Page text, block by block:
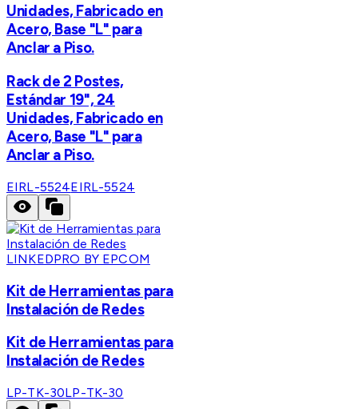
Unidades, Fabricado en
Acero, Base "L" para
Anclar a Piso.
Rack de 2 Postes,
Estándar 19", 24
Unidades, Fabricado en
Acero, Base "L" para
Anclar a Piso.
EIRL-5524EIRL-5524
LINKEDPRO BY EPCOM
Kit de Herramientas para
Instalación de Redes
Kit de Herramientas para
Instalación de Redes
LP-TK-30LP-TK-30